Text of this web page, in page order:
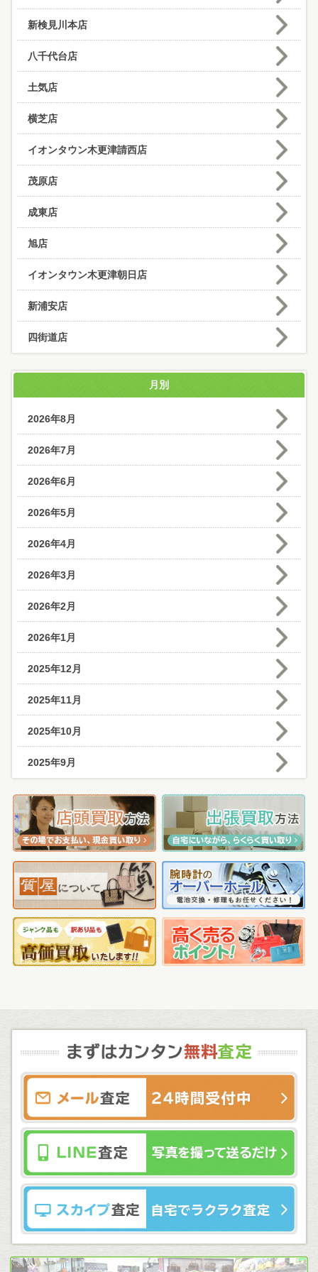
新検見川本店
八千代台店
土気店
横芝店
イオンタウン木更津請西店
茂原店
成東店
旭店
イオンタウン木更津朝日店
新浦安店
四街道店
月別
2026年8月
2026年7月
2026年6月
2026年5月
2026年4月
2026年3月
2026年2月
2026年1月
2025年12月
2025年11月
2025年10月
2025年9月